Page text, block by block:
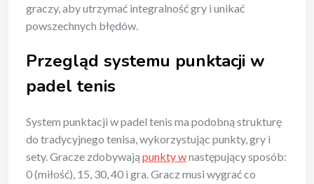
graczy, aby utrzymać integralność gry i unikać
powszechnych błędów.
Przegląd systemu punktacji w
padel tenis
System punktacji w padel tenis ma podobną strukturę
do tradycyjnego tenisa, wykorzystując punkty, gry i
sety. Gracze zdobywają punkty wnastępujący sposób:
0 (miłość), 15, 30, 40 i gra. Gracz musi wygrać co